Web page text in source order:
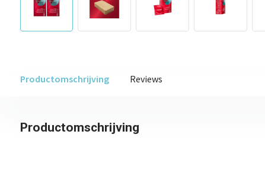
Productomschrijving Reviews
Productomschrijving